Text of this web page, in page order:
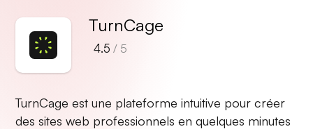
TurnCage
4.5 / 5
TurnCage est une plateforme intuitive pour créer
des sites web professionnels en quelques minutes